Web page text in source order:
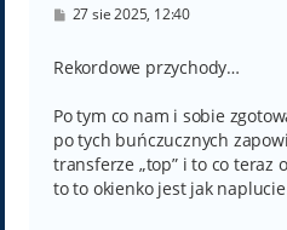
P
t
27 sie 2025, 12:40
Rekordowe przychody…
Po tym co nam i sobie
po tych buńczucznych
transferze „top” i to co teraz
to to okienko jest jak